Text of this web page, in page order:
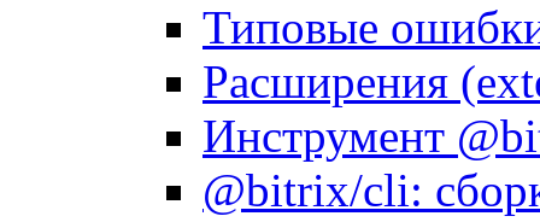
Типовые
Расширения
Инструмент
@bitrix/cli: